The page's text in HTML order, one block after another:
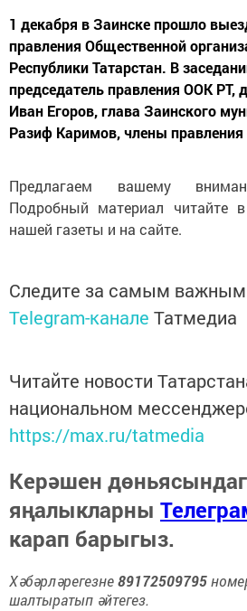
1 декабря в Заинске прошло
правления Общественной
Республики Татарстан. В
председатель правления ООК РТ,
Иван Егоров, глава Заинского
Разиф Каримов, члены правления
Предлагаем вашему
Подробный материал читайте
нашей газеты и на сайте.
Следите за самым
Telegram-канале Татмедиа
Читайте новости
национальном
https://max.ru/tatmedia
Керәшен
яңалыкларны
карап барыгыз.
Хәбәрләрегезне89172509795
шалтыратып әйтегез.